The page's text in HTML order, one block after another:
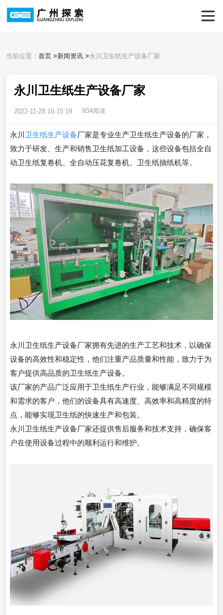
当前位置： 首页 >新闻资讯 >永川卫生纸生产设备厂家
永川卫生纸生产设备厂家
2022-11-28 16:15:19 934阅读
永川 卫生纸生产设备厂家是专业生产卫生纸生产设备的厂家，
致力于研发、生产和销售卫生纸加工设备，这些设备包括全自
动卫生纸复卷机、全自动压花复卷机、卫生纸抽纸机等。
永川卫生纸生产设备厂家拥有先进的生产工艺和技术，以确保
设备的高效性和稳定性，他们注重产品质量和性能，致力于为
客户提供高品质的卫生纸生产设备。
该厂家的产品广泛应用于卫生纸生产行业，能够满足不同规模
和需求的客户，他们的设备具有高速度、高效率和高精度的特
点，能够实现卫生纸的快速生产和包装。
永川卫生纸生产设备厂家还提供售后服务和技术支持，确保客
户在使用设备过程中的顺利运行和维护。